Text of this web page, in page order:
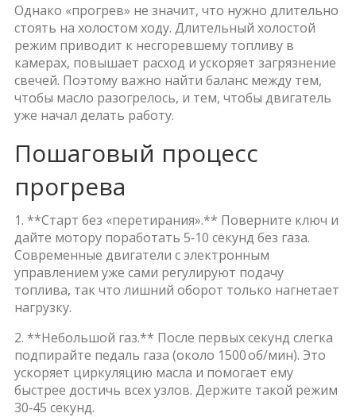
Однако «прогрев» не значит, что нужно длительно
стоять на холостом ходу. Длительный холостой
режим приводит к несгоревшему топливу в
камерах, повышает расход и ускоряет загрязнение
свечей. Поэтому важно найти баланс между тем,
чтобы масло разогрелось, и тем, чтобы двигатель
уже начал делать работу.
Пошаговый процесс
прогрева
1. **Старт без «перетирания».** Поверните ключ и
дайте мотору поработать 5‑10 секунд без газа.
Современные двигатели с электронным
управлением уже сами регулируют подачу
топлива, так что лишний оборот только нагнетает
нагрузку.
2. **Небольшой газ.** После первых секунд слегка
подпирайте педаль газа (около 1500 об/мин). Это
ускоряет циркуляцию масла и помогает ему
быстрее достичь всех узлов. Держите такой режим
30‑45 секунд.